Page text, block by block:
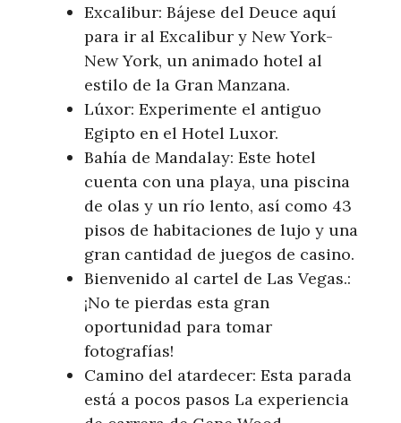
Excalibur: Bájese del Deuce aquí
para ir al Excalibur y New York-
New York, un animado hotel al
estilo de la Gran Manzana.
Lúxor: Experimente el antiguo
Egipto en el Hotel Luxor.
Bahía de Mandalay: Este hotel
cuenta con una playa, una piscina
de olas y un río lento, así como 43
pisos de habitaciones de lujo y una
gran cantidad de juegos de casino.
Bienvenido al cartel de Las Vegas.:
¡No te pierdas esta gran
oportunidad para tomar
fotografías!
Camino del atardecer: Esta parada
está a pocos pasos La experiencia